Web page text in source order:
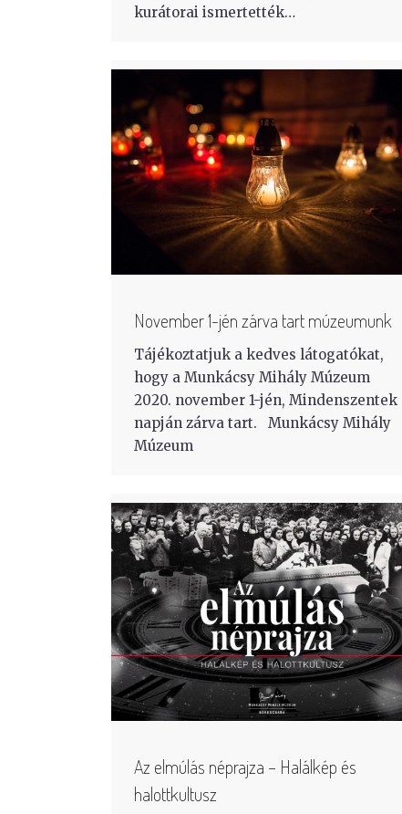
kurátorai ismertették…
November 1-jén zárva tart múzeumunk
Tájékoztatjuk a kedves látogatókat,
hogy a Munkácsy Mihály Múzeum
2020. november 1-jén, Mindenszentek
napján zárva tart. Munkácsy Mihály
Múzeum
Az elmúlás néprajza – Halálkép és
halottkultusz